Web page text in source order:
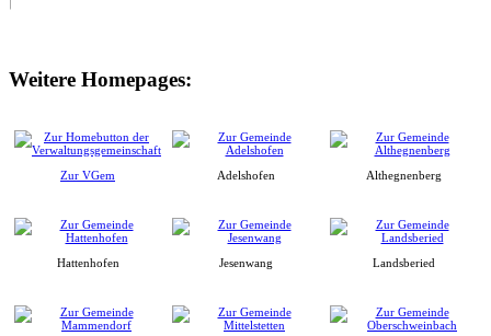
Weitere Homepages:
Zur VGem Adelshofen Althegnenberg
Hattenhofen Jesenwang Landsberied